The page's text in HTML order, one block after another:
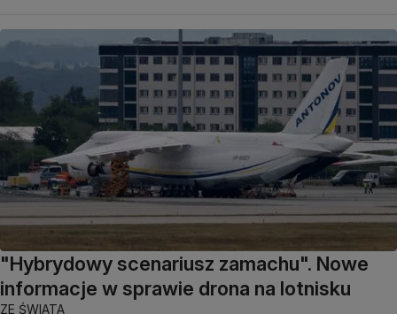
"Hybrydowy scenariusz zamachu". Nowe
informacje w sprawie drona na lotnisku
ZE ŚWIATA